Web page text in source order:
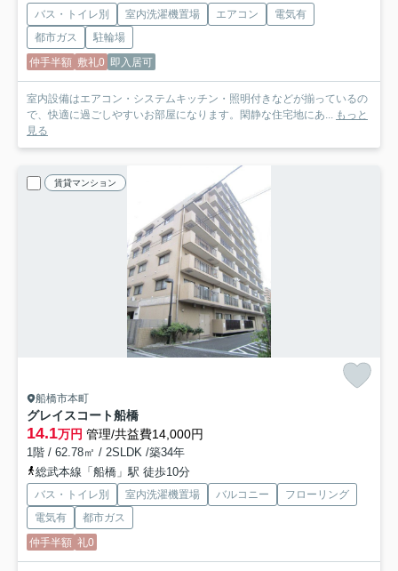
バス・トイレ別 室内洗濯機置場 エアコン
電気有
都市ガス
駐輪場
仲手半額 敷礼0 即入居可
室内設備はエアコン・システムキッチン・照明付きなどが揃っているの
で、快適に過ごしやすいお部屋になります。閑静な住宅地にあ... もっと
見る
賃貸マンション
船橋市本町
グレイスコート船橋
14.1万円 管理/共益費14,000円
1階 / 62.78㎡ / 2SLDK /築34年
総武本線「船橋」駅 徒歩10分
バス・トイレ別 室内洗濯機置場 バルコニー
フローリング
電気有
都市ガス
仲手半額 礼0